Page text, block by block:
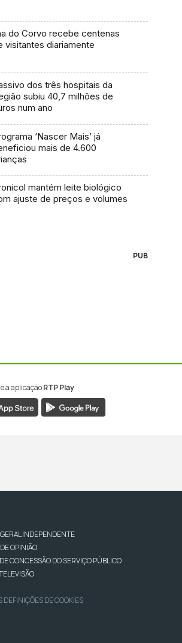
do Corvo recebe centenas
visitantes diariamente
dos três hospitais da
subiu 40,7 milhões de
num ano
‘Nascer Mais’ já
mais de 4.600
mantém leite biológico
ajuste de preços e volumes
PUB
a aplicaçãoRTP Play
INDEPENDENTE
OPINIÃO
CONCESSÃO DO SERVIÇO PÚBLICO
DEFINIÇÕES DE COOKIES